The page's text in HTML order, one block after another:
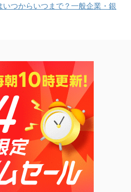
いつからいつまで？一般企業・銀